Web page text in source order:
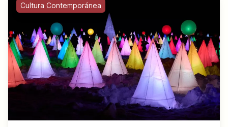
Cultura Contemporánea